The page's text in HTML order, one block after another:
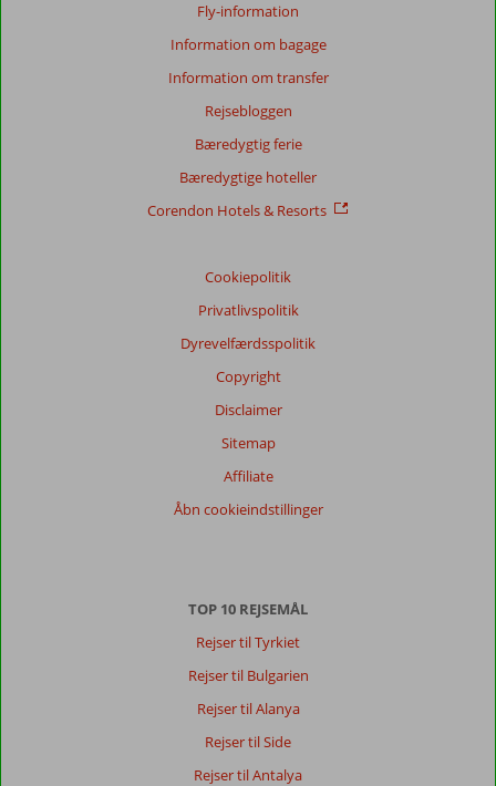
Fly-information
Information om bagage
Information om transfer
Rejsebloggen
Bæredygtig ferie
Bæredygtige hoteller
Corendon Hotels & Resorts
Cookiepolitik
Privatlivspolitik
Dyrevelfærdsspolitik
Copyright
Disclaimer
Sitemap
Affiliate
Åbn cookieindstillinger
TOP 10 REJSEMÅL
Rejser til Tyrkiet
Rejser til Bulgarien
Rejser til Alanya
Rejser til Side
Rejser til Antalya